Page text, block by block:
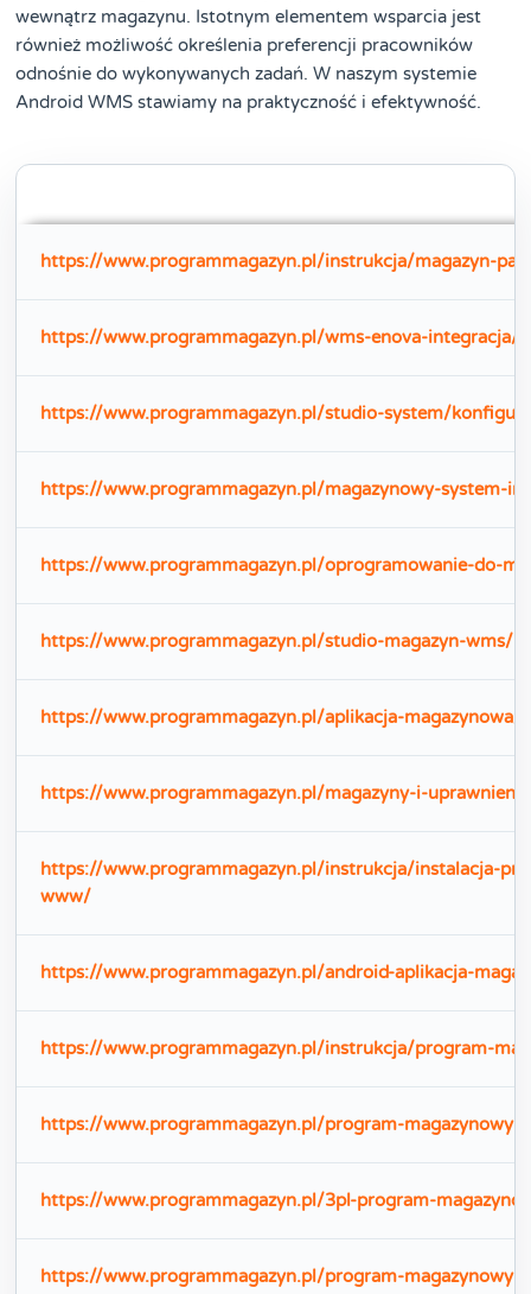
wewnątrz magazynu. Istotnym elementem wsparcia jest
również możliwość określenia preferencji pracowników
odnośnie do wykonywanych zadań. W naszym systemie
Android WMS stawiamy na praktyczność i efektywność.
https://www.programmagazyn.pl/instrukcja/magazyn-
https://www.programmagazyn.pl/wms-enova-integracja/
https://www.programmagazyn.pl/studio-system/
https://www.programmagazyn.pl/magazynowy-system-
https://www.programmagazyn.pl/oprogramowanie-do-
https://www.programmagazyn.pl/studio-magazyn-wms/
https://www.programmagazyn.pl/aplikacja-magazynowa/
https://www.programmagazyn.pl/magazyny-i-
https://www.programmagazyn.pl/instrukcja/instalacja-
www/
https://www.programmagazyn.pl/android-aplikacja-
https://www.programmagazyn.pl/instrukcja/program-
https://www.programmagazyn.pl/program-magazynowy-
https://www.programmagazyn.pl/3pl-program-
https://www.programmagazyn.pl/program-magazynowy-